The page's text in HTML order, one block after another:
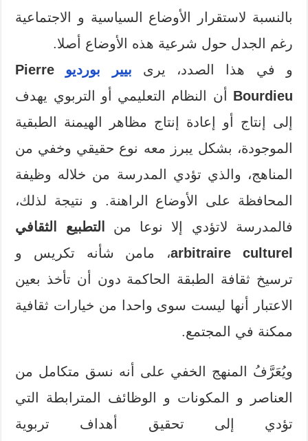
بالنسبة لاستقرار الأوضاع السياسية و الاجتماعية
رغم الجدل حول شرعية هذه الأوضاع أصلا.
و في هذا الصدد، يرى بيير بورديو
Pierre
Bourdieu أن النظام التعليمي أو التربوي يهدف
إلى إنتاج أو إعادة إنتاج مظاهر الهيمنة الطبقية
الموجودة، بشكل يبرز معه نوع حقيقي وخفي من
المناهج، والذي تؤدي المدرسة من خلاله وظيفة
المحافظة على الأوضاع الراهنة. و نتيجة لذلك،
فالمدرسة لاتؤدي إلا نوعا من
التطبيع الثقافي
arbitraire culturel، مامن شأنه تكريس و
ترسيخ ثقافة الطبقة الحاكمة دون أن تأخذ بعين
الاعتبار أنها ليست سوى واحدا من خيارات ثقافية
ممكنة في المجتمع.
ويُعَرَّفُ المنهج الخفي على أنه نسق متكامل من
العناصر و المكونات و الوظائف المترابطة التي
تؤدي إلى تحقيق أهداف تربوية